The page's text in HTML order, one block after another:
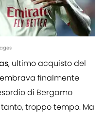
, ultimo acquisto del
finalmente
di Bergamo
troppo tempo. Ma